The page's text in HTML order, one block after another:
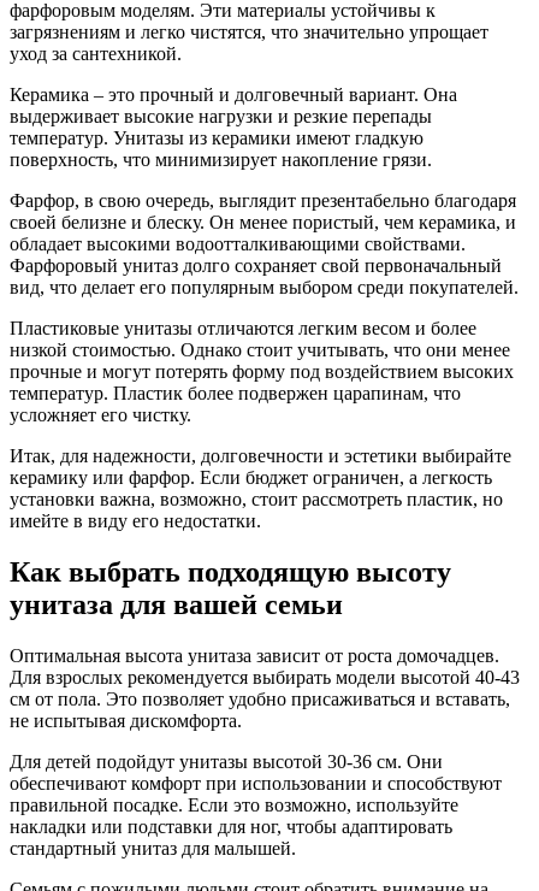
фарфоровым моделям. Эти материалы устойчивы к
загрязнениям и легко чистятся, что значительно упрощает
уход за сантехникой.
Керамика – это прочный и долговечный вариант. Она
выдерживает высокие нагрузки и резкие перепады
температур. Унитазы из керамики имеют гладкую
поверхность, что минимизирует накопление грязи.
Фарфор, в свою очередь, выглядит презентабельно благодаря
своей белизне и блеску. Он менее пористый, чем керамика, и
обладает высокими водоотталкивающими свойствами.
Фарфоровый унитаз долго сохраняет свой первоначальный
вид, что делает его популярным выбором среди покупателей.
Пластиковые унитазы отличаются легким весом и более
низкой стоимостью. Однако стоит учитывать, что они менее
прочные и могут потерять форму под воздействием высоких
температур. Пластик более подвержен царапинам, что
усложняет его чистку.
Итак, для надежности, долговечности и эстетики выбирайте
керамику или фарфор. Если бюджет ограничен, а легкость
установки важна, возможно, стоит рассмотреть пластик, но
имейте в виду его недостатки.
Как выбрать подходящую высоту
унитаза для вашей семьи
Оптимальная высота унитаза зависит от роста домочадцев.
Для взрослых рекомендуется выбирать модели высотой 40-43
см от пола. Это позволяет удобно присаживаться и вставать,
не испытывая дискомфорта.
Для детей подойдут унитазы высотой 30-36 см. Они
обеспечивают комфорт при использовании и способствуют
правильной посадке. Если это возможно, используйте
накладки или подставки для ног, чтобы адаптировать
стандартный унитаз для малышей.